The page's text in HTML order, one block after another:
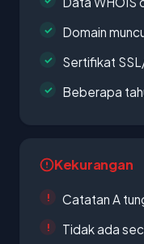
Domain
Sertifikat
Beberapa
Kekurangan
Catatan A
Tidak ada